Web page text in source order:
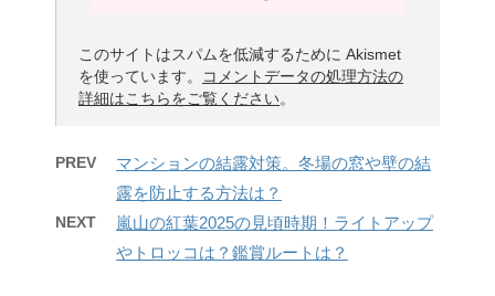
このサイトはスパムを低減するために Akismet
を使っています。
コメントデータの処理方法の
詳細はこちらをご覧ください。
PREV
マンションの結露対策。冬場の窓や壁の結
露を防止する方法は？
NEXT
嵐山の紅葉2025の見頃時期！ライトアップ
やトロッコは？鑑賞ルートは？